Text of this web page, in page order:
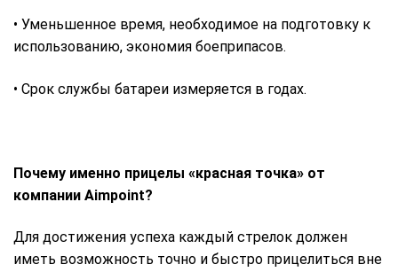
• Уменьшенное время, необходимое на подготовку к
использованию, экономия боеприпасов.
• Срок службы батареи измеряется в годах.
Почему именно прицелы «красная точка» от
компании Aimpoint?
Для достижения успеха каждый стрелок должен
иметь возможность точно и быстро прицелиться вне